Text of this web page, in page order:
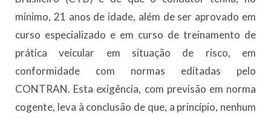
mínimo, 21 anos de idade, além de ser aprovado em
curso especializado e em curso de treinamento de
prática veicular em situação de risco, em
conformidade com normas editadas pelo
CONTRAN. Esta exigência, com previsão em norma
cogente, leva à conclusão de que, a princípio, nenhum